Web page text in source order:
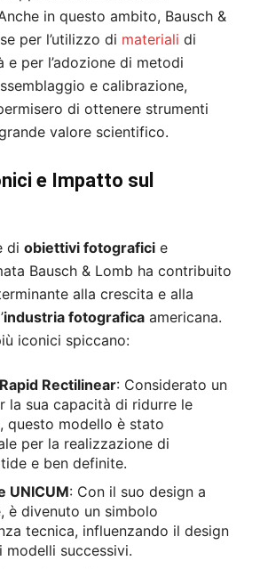
in questo ambito, Bausch &
per l’utilizzo di materiali di
e per l’adozione di metodi
e calibrazione,
di ottenere strumenti
valore scientifico.
e Impatto sul
di obiettivi fotografici e
Bausch & Lomb ha contribuito
alla crescita e alla
industria fotografica americana.
iconici spiccano:
Rectilinear: Considerato un
la sua capacità di ridurre le
questo modello è stato
per la realizzazione di
e ben definite.
UNICUM: Con il suo design a
è divenuto un simbolo
tecnica, influenzando il design
modelli successivi.